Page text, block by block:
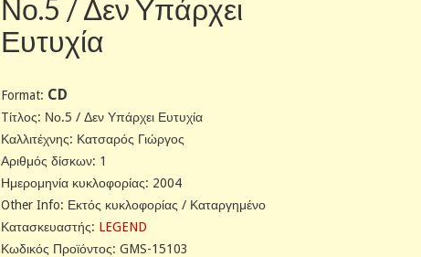
Νο.5 / Δεν Υπάρχει
Ευτυχία
Format: CD
Tίτλος: Νο.5 / Δεν Υπάρχει Ευτυχία
Καλλιτέχνης: Κατσαρός Γιώργος
Αριθμός δίσκων: 1
Ημερομηνία κυκλοφορίας: 2004
Other Info: Εκτός κυκλοφορίας / Καταργημένο
Κατασκευαστής: LEGEND
Κωδικός Προϊόντος: GMS-15103